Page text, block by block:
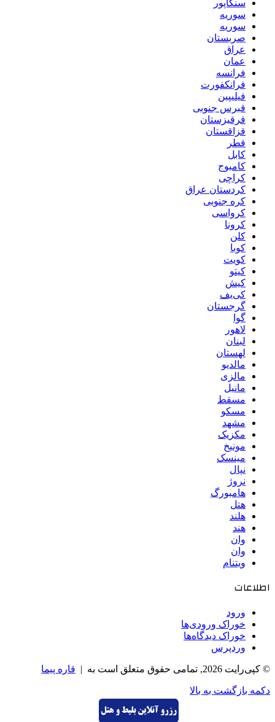
سنگاپور
سوریه
سوریه
صربستان
عراق
عمان
فرانسه
فرانکفورت
فیلیپین
قبرس جنوبی
قرقیزستان
قزاقستان
قطر
کابل
کامبوج
کراچی
کردستان عراق
کره جنوبی
کرواسی
کرونا
کلن
کوبا
کویت
کیتو
کیش
کی‌یف
گرجستان
گوا
لاهور
لبنان
لهستان
مالدیو
مالزی
مانیل
مسقط
مسکو
مشهد
مکزیک
مونیخ
مینسک
نپال
نروژ
هامبورگ
هتل
هلند
هند
وان
وان
ویتنام
اطلاعات
ورود
خوراک ورودی‌ها
خوراک دیدگاه‌ها
وردپرس
© کپی‌رایت 2026, تمامی حقوق متعلق است به | قاره پیما
دکمه بازگشت به بالا